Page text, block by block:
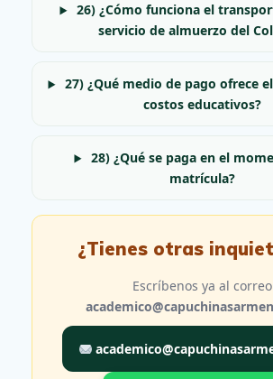
26) ¿Cómo funciona el
servicio de almuerzo del
27) ¿Qué medio de pago ofrece
costos educativos?
28) ¿Qué se paga en el
matrícula?
¿Tienes otras
Escríbenos ya al correo